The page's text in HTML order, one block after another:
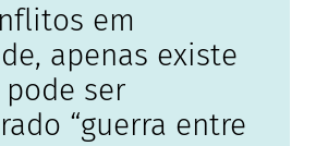
em
apenas existe
ser
“guerra entre